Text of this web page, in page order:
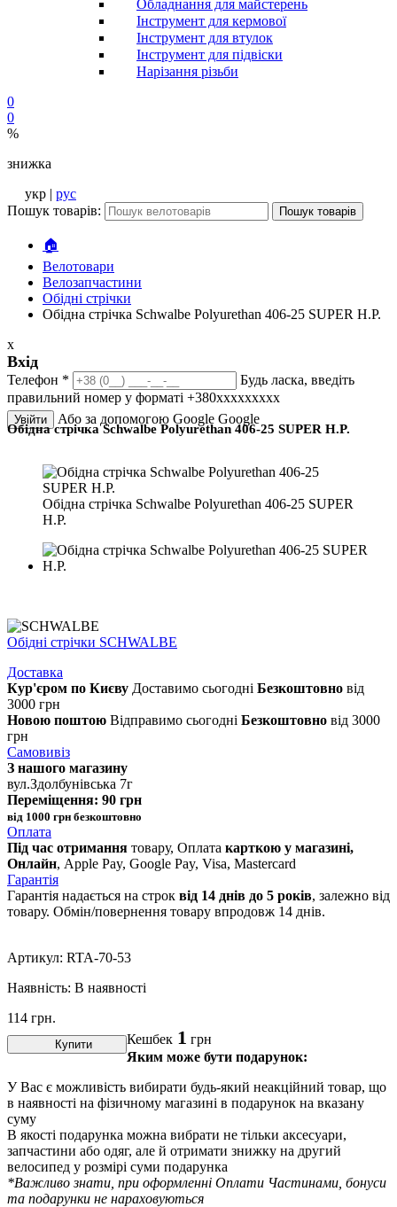
Обладнання для майстерень
Інструмент для кермової
Інструмент для втулок
Інструмент для підвіски
Нарізання різьби
0
0
%
знижка
укр | рус
Пошук товарів:
Пошук товарів
🏠
Велотовари
Велозапчастини
Обідні стрічки
Обідна стрічка Schwalbe Polyurethan 406-25 SUPER H.P.
x
Вхід
Телефон *
Будь ласка, введіть
правильний номер у форматі +380ххххххххх
Увійти Або за допомогою Google Google
Обідна стрічка Schwalbe Polyurethan 406-25 SUPER H.P.
Обідна стрічка Schwalbe Polyurethan 406-25 SUPER
H.P.
Обідні стрічки SCHWALBE
Доставка
Кур'єром по Києву Доставимо сьогодні Безкоштовно від
3000 грн
Новою поштою Відправимо сьогодні Безкоштовно від 3000
грн
Самовивіз
З нашого магазину
вул.Здолбунівська 7г
Переміщення: 90 грн
від 1000 грн безкоштовно
Оплата
Під час отримання товару, Оплата карткою у магазині,
Онлайн, Apple Pay, Google Pay, Visa, Mastercard
Гарантія
Гарантія надається на строк від 14 днів до 5 років, залежно від
товару. Обмін/повернення товару впродовж 14 днів.
Артикул: RTA-70-53
Наявність: В наявності
114 грн.
Купити Кешбек 1 грн
Яким може бути подарунок:
У Вас є можливість вибирати будь-який неакційний товар, що
в наявності на фізичному магазині в подарунок на вказану
суму
В якості подарунка можна вибрати не тільки аксесуари,
запчастини або одяг, але й отримати знижку на другий
велосипед у розмірі суми подарунка
*Важливо знати, при оформленні Оплати Частинами, бонуси
та подарунки не нараховуються